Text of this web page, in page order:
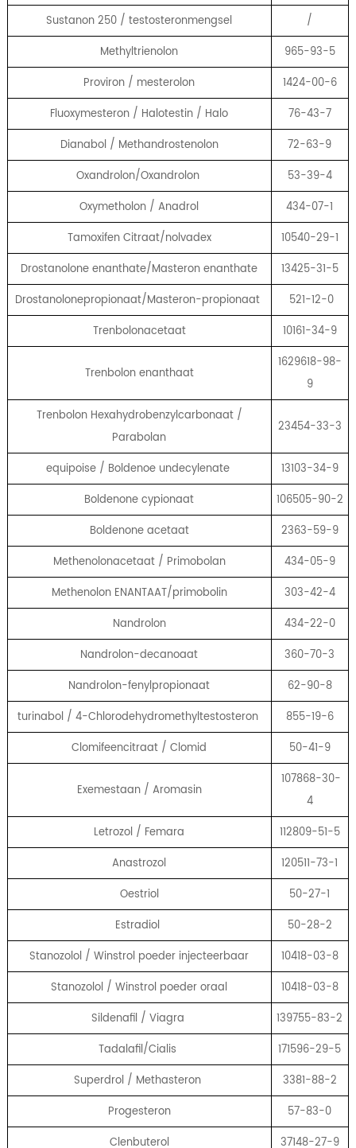
Sustanon 250 / testosteronmengsel
/
Methyltrienolon
965-93-5
Proviron / mesterolon
1424-00-6
Fluoxymesteron / Halotestin / Halo
76-43-7
Dianabol / Methandrostenolon
72-63-9
Oxandrolon/Oxandrolon
53-39-4
Oxymetholon / Anadrol
434-07-1
Tamoxifen Citraat/nolvadex
10540-29-1
Drostanolone enanthate/Masteron enanthate
13425-31-5
Drostanolonepropionaat/Masteron-propionaat
521-12-0
Trenbolonacetaat
10161-34-9
Trenbolon enanthaat
1629618-98-
9
Trenbolon Hexahydrobenzylcarbonaat /
Parabolan
23454-33-3
equipoise / Boldenoe undecylenate
13103-34-9
Boldenone cypionaat
106505-90-2
Boldenone acetaat
2363-59-9
Methenolonacetaat / Primobolan
434-05-9
Methenolon ENANTAAT/primobolin
303-42-4
Nandrolon
434-22-0
Nandrolon-decanoaat
360-70-3
Nandrolon-fenylpropionaat
62-90-8
turinabol / 4-Chlorodehydromethyltestosteron
855-19-6
Clomifeencitraat / Clomid
50-41-9
Exemestaan ​​/ Aromasin
107868-30-
4
Letrozol / Femara
112809-51-5
Anastrozol
120511-73-1
Oestriol
50-27-1
Estradiol
50-28-2
Stanozolol / Winstrol poeder injecteerbaar
10418-03-8
Stanozolol / Winstrol poeder oraal
10418-03-8
Sildenafil / Viagra
139755-83-2
Tadalafil/Cialis
171596-29-5
Superdrol / Methasteron
3381-88-2
Progesteron
57-83-0
Clenbuterol
37148-27-9